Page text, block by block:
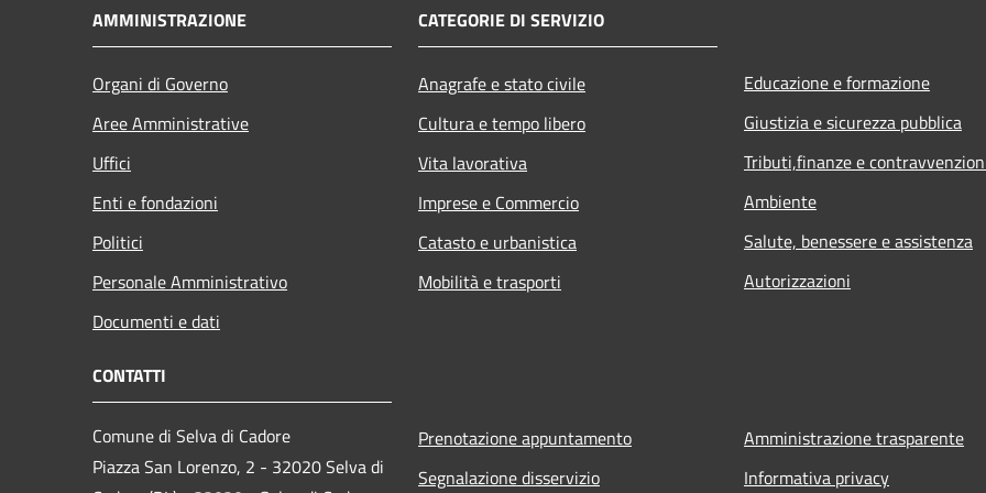
AMMINISTRAZIONE
Organi di Governo
Aree Amministrative
Uffici
Enti e fondazioni
Politici
Personale Amministrativo
Documenti e dati
CATEGORIE DI SERVIZIO
Anagrafe e stato civile
Cultura e tempo libero
Vita lavorativa
Imprese e Commercio
Catasto e urbanistica
Mobilità e trasporti
Educazione e formazione
Giustizia e sicurezza pubblica
Tributi,finanze e
Ambiente
Salute, benessere e assistenza
Autorizzazioni
CONTATTI
Comune di Selva di Cadore
Piazza San Lorenzo, 2 - 32020 Selva di
Prenotazione appuntamento
Segnalazione disservizio
Amministrazione trasparente
Informativa privacy